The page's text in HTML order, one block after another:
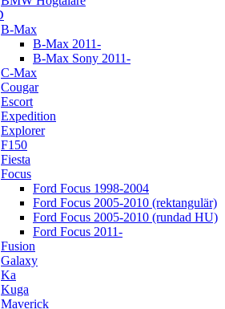
B-Max
B-Max 2011-
B-Max Sony 2011-
C-Max
Cougar
Escort
Expedition
Explorer
F150
Fiesta
Focus
Ford Focus 1998-2004
Ford Focus 2005-2010 (rektangulär)
Ford Focus 2005-2010 (rundad HU)
Ford Focus 2011-
Fusion
Galaxy
Ka
Kuga
Maverick